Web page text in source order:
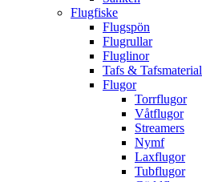
Flugfiske
Flugspön
Flugrullar
Fluglinor
Tafs & Tafsmaterial
Flugor
Torrflugor
Våtflugor
Streamers
Nymf
Laxflugor
Tubflugor